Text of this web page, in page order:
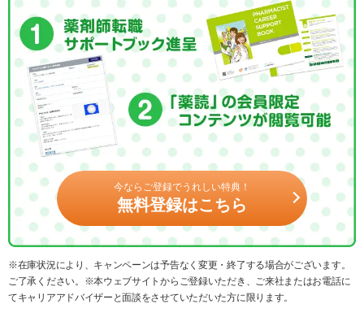
今ならご登録でうれしい特典！
無料登録はこちら
※在庫状況により、キャンペーンは予告なく変更・終了する場合がございます。
ご了承ください。※本ウェブサイトからご登録いただき、ご来社またはお電話に
てキャリアアドバイザーと面談をさせていただいた方に限ります。